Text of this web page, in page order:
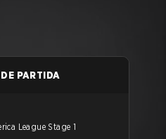
PARTIDA
League Stage 1